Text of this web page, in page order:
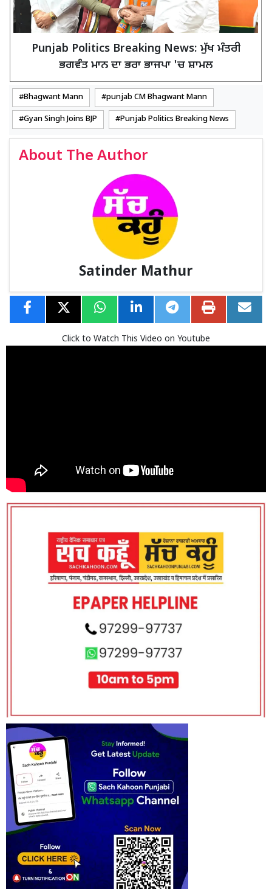
Punjab Politics Breaking News: ਮੁੱਖ ਮੰਤਰੀ
ਭਗਵੰਤ ਮਾਨ ਦਾ ਭਰਾ ਭਾਜਪਾ 'ਚ ਸ਼ਾਮਲ
Bhagwant Mann punjab CM Bhagwant Mann
Gyan Singh Joins BJP Punjab Politics Breaking News
About The Author
Satinder Mathur
Click to Watch This Video on Youtube